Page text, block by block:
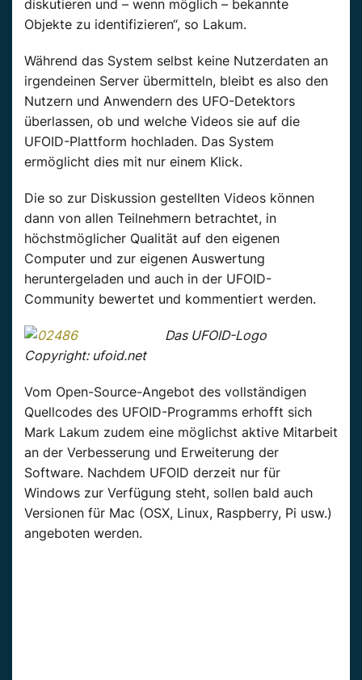
diskutieren und – wenn möglich – bekannte
Objekte zu identifizieren“, so Lakum.
Während das System selbst keine Nutzerdaten an
irgendeinen Server übermitteln, bleibt es also den
Nutzern und Anwendern des UFO-Detektors
überlassen, ob und welche Videos sie auf die
UFOID-Plattform hochladen. Das System
ermöglicht dies mit nur einem Klick.
Die so zur Diskussion gestellten Videos können
dann von allen Teilnehmern betrachtet, in
höchstmöglicher Qualität auf den eigenen
Computer und zur eigenen Auswertung
heruntergeladen und auch in der UFOID-
Community bewertet und kommentiert werden.
Das UFOID-Logo
Copyright: ufoid.net
Vom Open-Source-Angebot des vollständigen
Quellcodes des UFOID-Programms erhofft sich
Mark Lakum zudem eine möglichst aktive Mitarbeit
an der Verbesserung und Erweiterung der
Software. Nachdem UFOID derzeit nur für
Windows zur Verfügung steht, sollen bald auch
Versionen für Mac (OSX, Linux, Raspberry, Pi usw.)
angeboten werden.